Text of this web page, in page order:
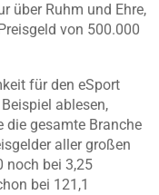
über Ruhm und Ehre,
von 500.000
für den eSport
ablesen,
die gesamte Branche
aller großen
noch bei 3,25
bei 121,1